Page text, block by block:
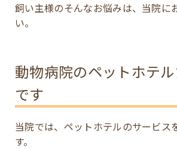
飼い主様のそんなお悩みは、当院に
い。
動物病院のペットホテ
です
当院では、ペットホテルのサービス
す。